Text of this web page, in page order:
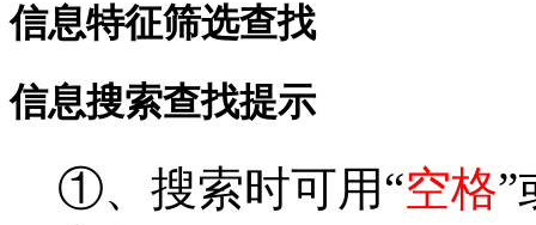
信息特征筛选查找
信息搜索查找提示
①、搜索时可用“空格”